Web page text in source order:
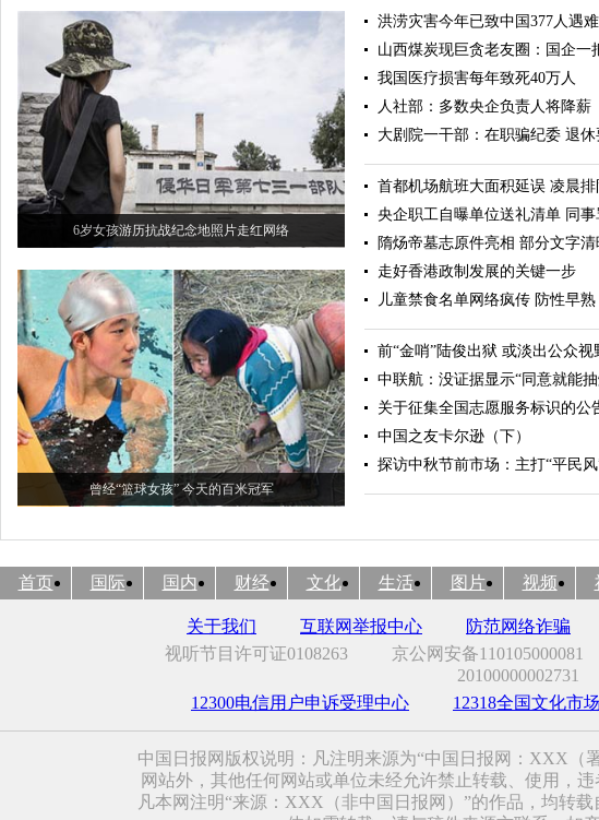
6岁女孩游历抗战纪念地照片走红网络
曾经“篮球女孩” 今天的百米冠军
洪涝灾害今年已致中国377人遇难
山西煤炭现巨贪老友圈：国企一
我国医疗损害每年致死40万人
人社部：多数央企负责人将降薪
大剧院一干部：在职骗纪委 退休
首都机场航班大面积延误 凌晨
央企职工自曝单位送礼清单 同事
隋炀帝墓志原件亮相 部分文字
走好香港政制发展的关键一步
儿童禁食名单网络疯传 防性早熟
前“金哨”陆俊出狱 或淡出公众视
中联航：没证据显示“同意就能
关于征集全国志愿服务标识的公
中国之友卡尔逊（下）
探访中秋节前市场：主打“平民风
首页 国际 国内 财经 文化 生活 图片 视频
关于我们 互联网举报中心 防范网络诈骗
视听节目许可证0108263
京公网安备110105000081
20100000002731
12300电信用户申诉受理中心
12318全国文化市
中国日报网版权说明：凡注明来源为“中国日报网：XXX（
网站外，其他任何网站或单位未经允许禁止转载、使用，违
凡本网注明“来源：XXX（非中国日报网）”的作品，均转